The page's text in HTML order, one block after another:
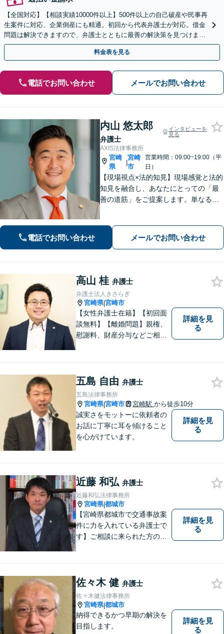
【全国対応】【相談実績10000件以上】500件以上の自己破産や民事再
生案件に対応、企業倒産にも精通。初回から代表弁護士が対応。借金
問題は解決できますので、弁護士とともに最善の解決策を見つけまし
ょう【初回相談無料】【法テラス利用可】
料金表を見る
電話でお問い合わせ メールでお問い合わせ
内山 悠太郎
弁護士
インタビューを
見る
AXIS法律事務所
宮崎
県
|
宮崎
市
営業時間：09:00~19:00（平
日）
【現場視点×法的知見】現場感覚と法的
知見を融合し、あなたにとっての「最
善の道筋」をご提案します。単なるリ
に、確かな指針を。お気軽にご相談く
電話でお問い合わせ メールでお問い合わせ
高山 桂 弁護士
弁護士法人きさらぎ
宮崎県|宮崎市
【女性弁護士在籍】【初回面
談無料】【離婚問題】親権、
慰謝料、財産分与などご相談
Eやメールでの対応も可能です
【メガドンキ隣】
詳細を見
る
五島 自由 弁護士
五島法律事務所
宮崎県|宮崎市 宮崎駅 から徒歩10分
誠実さをモットーに依頼者の
お話に丁寧に耳を傾けること
を心がけています。
詳細を見
る
近藤 和弘 弁護士
近藤和弘法律事務所
宮崎県|都城市
【宮崎県都城市で交通事故案
件に力を入れている弁護士で
す】ご相談に来られた方の話
は，依頼者が希望されるベス
トな解決に至るよう最善を尽
くします。お気軽にご相談く
ださい。
詳細を見
る
佐々木 健 弁護士
佐々木健法律事務所
宮崎県|都城市
納得できるかつ早期の解決を
目指します。
詳細を見
る